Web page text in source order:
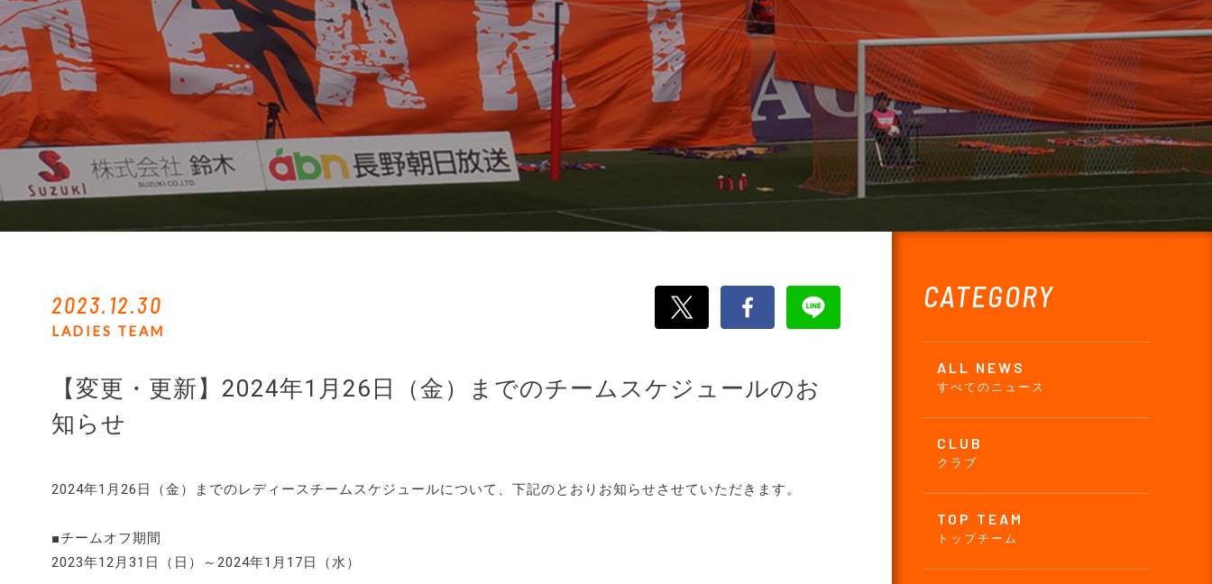
CATEGORY
ALL NEWS
すべてのニュース
CLUB
クラブ
TOP TEAM
トップチーム
2023.12.30
LADIES TEAM
【変更・更新】2024年1月26日（金）までのチームスケジュールのお
知らせ
2024年1月26日（金）までのレディースチームスケジュールについて、下記のとおりお知らせさせていただきます。
■チームオフ期間
2023年12月31日（日）～2024年1月17日（水）